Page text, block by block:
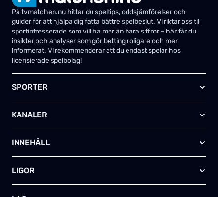
På tvmatchen.nu hittar du speltips, oddsjämförelser och
guider för att hjälpa dig fatta bättre spelbeslut. Vi riktar oss till
sportintresserade som vill ha mer än bara siffror – här får du
insikter och analyser som gör betting roligare och mer
informerat. Vi rekommenderar att du endast spelar hos
licensierade spelbolag!
SPORTER
Ishockey
Amerikansk fotboll
Basket
KANALER
TV4 Play Sport Total
Kanal 5
HBO Max (SE)
INNEHÅLL
Kontakta oss
Annonsera
LIGOR